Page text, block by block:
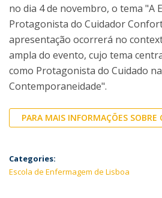
no dia 4 de novembro, o tema "A
Protagonista do Cuidador
apresentação ocorrerá no
ampla do evento, cujo tema
como Protagonista do Cuidado na
Contemporaneidade".
PARA MAIS INFORMAÇÕES
Categories:
Escola de Enfermagem de Lisboa